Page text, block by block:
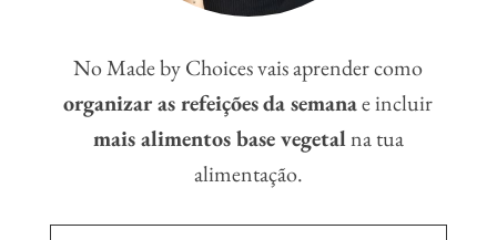
No Made by Choices vais aprender como
organizar as refeiçõesda semanae incluir
mais alimentos base vegetalna tua
alimentação.